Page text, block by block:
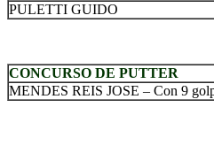
PULETTI GUIDO
CONCURSO DE PUTTER
MENDES REIS JOSE – Con 9